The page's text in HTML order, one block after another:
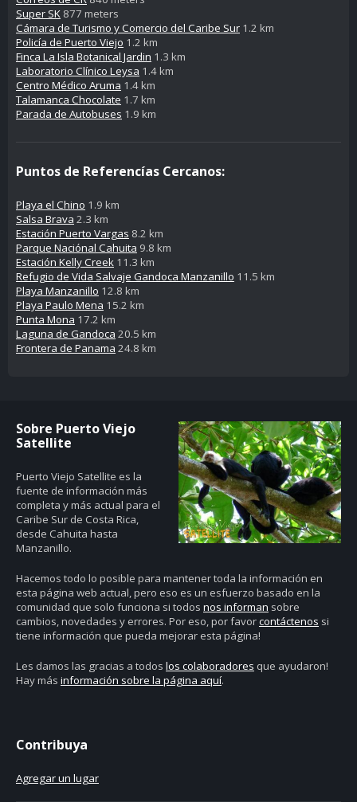
Super SK 877 meters
Cámara de Turismo y Comercio del Caribe Sur 1.2 km
Policía de Puerto Viejo 1.2 km
Finca La Isla Botanical Jardin 1.3 km
Laboratorio Clínico Leysa 1.4 km
Centro Médico Aruma 1.4 km
Talamanca Chocolate 1.7 km
Parada de Autobuses 1.9 km
Puntos de Referencías Cercanos:
Playa el Chino 1.9 km
Salsa Brava 2.3 km
Estación Puerto Vargas 8.2 km
Parque Naciónal Cahuita 9.8 km
Estación Kelly Creek 11.3 km
Refugio de Vida Salvaje Gandoca Manzanillo 11.5 km
Playa Manzanillo 12.8 km
Playa Paulo Mena 15.2 km
Punta Mona 17.2 km
Laguna de Gandoca 20.5 km
Frontera de Panama 24.8 km
Sobre Puerto Viejo
Satellite
Puerto Viejo Satellite es la
fuente de información más
completa y más actual para el
Caribe Sur de Costa Rica,
desde Cahuita hasta
Manzanillo.
Hacemos todo lo posible para mantener toda la información en
esta página web actual, pero eso es un esfuerzo basado en la
comunidad que solo funciona si todos nos informan sobre
cambios, novedades y errores. Por eso, por favorcontáctenos si
tiene información que pueda mejorar esta página!
Les damos las gracias a todos los colaboradores que ayudaron!
Hay más información sobre la página aquí.
Contribuya
Agregar un lugar